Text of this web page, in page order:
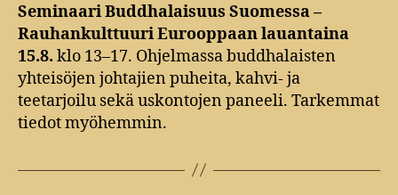
Seminaari Buddhalaisuus Suomessa –
Rauhankulttuuri Eurooppaan lauantaina
15.8. klo 13–17. Ohjelmassa buddhalaisten
yhteisöjen johtajien puheita, kahvi- ja
teetarjoilu sekä uskontojen paneeli. Tarkemmat
tiedot myöhemmin.